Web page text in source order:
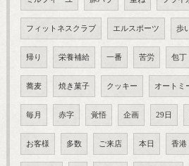
フィットネスクラブ エルスポーツ 歩
帰り 栄養補給 一番 苦労 包丁
蕎麦 焼き菓子 クッキー オートミ
毎月 赤字 覚悟 企画 29日
お客様 多数 ご来店 本日 香港